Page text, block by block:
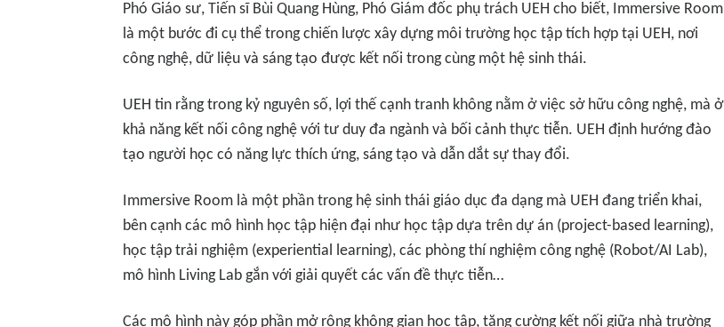
Phó Giáo sư, Tiến sĩ Bùi Quang Hùng, Phó Giám đốc phụ trách UEH cho biết, Immersive Room
là một bước đi cụ thể trong chiến lược xây dựng môi trường học tập tích hợp tại UEH, nơi
công nghệ, dữ liệu và sáng tạo được kết nối trong cùng một hệ sinh thái.
UEH tin rằng trong kỷ nguyên số, lợi thế cạnh tranh không nằm ở việc sở hữu công nghệ, mà ở
khả năng kết nối công nghệ với tư duy đa ngành và bối cảnh thực tiễn. UEH định hướng đào
tạo người học có năng lực thích ứng, sáng tạo và dẫn dắt sự thay đổi.
Immersive Room là một phần trong hệ sinh thái giáo dục đa dạng mà UEH đang triển khai,
bên cạnh các mô hình học tập hiện đại như học tập dựa trên dự án (project-based learning),
học tập trải nghiệm (experiential learning), các phòng thí nghiệm công nghệ (Robot/AI Lab),
mô hình Living Lab gắn với giải quyết các vấn đề thực tiễn…
Các mô hình này góp phần mở rộng không gian học tập, tăng cường kết nối giữa nhà trường